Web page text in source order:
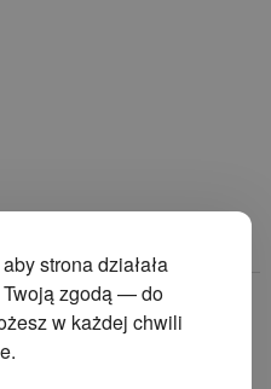
strona działała
zgodą — do
w każdej chwili